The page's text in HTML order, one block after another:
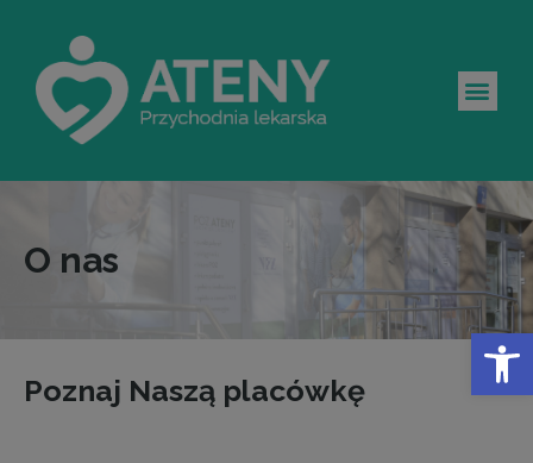
O nas
Poznaj Naszą placówkę